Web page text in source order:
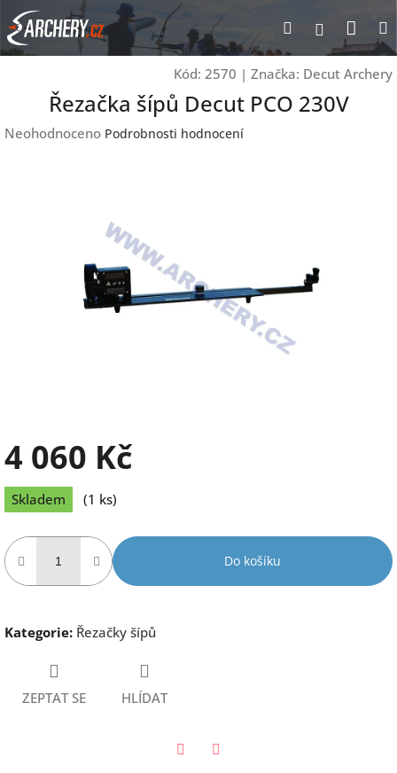
Přejít
na
obsah
Hledat
Kód: 2570 | Značka: Decut Archery
Řezačka šípů Decut PCO 230V
Průměrné
Neohodnoceno Podrobnosti hodnocení
4 060 Kč
Měrná
cena:
Skladem (1 ks)
Do košíku
Kategorie: Řezačky šípů
ZEPTAT SE HLÍDAT